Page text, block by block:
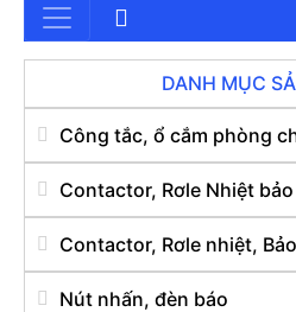
DANH MỤC
Công tắc, ổ cắm phòng
Contactor, Rơle Nhiệt
Contactor, Rơle nhiệt,
Nút nhấn, đèn báo